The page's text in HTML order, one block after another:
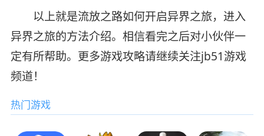
以上就是流放之路如何开启异界之旅，进入
异界之旅的方法介绍。相信看完之后对小伙伴一
定有所帮助。更多游戏攻略请继续关注jb51游戏
频道！
热门游戏